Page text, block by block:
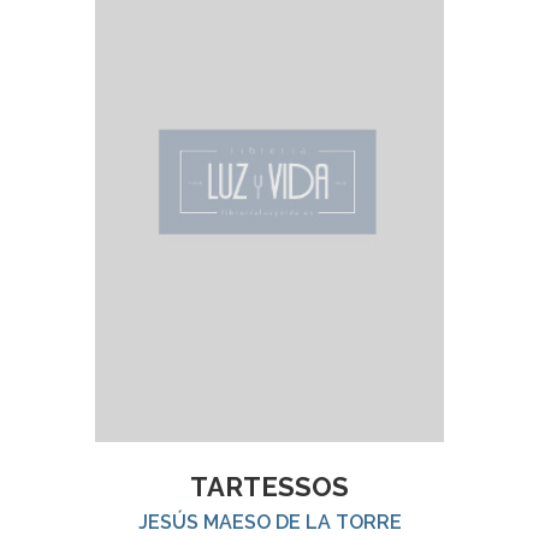
TARTESSOS
JESÚS MAESO DE LA TORRE